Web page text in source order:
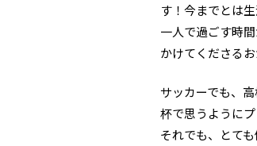
す！今までとは
一人で過ごす時
かけてくださる
サッカーでも、
杯で思うように
それでも、とて